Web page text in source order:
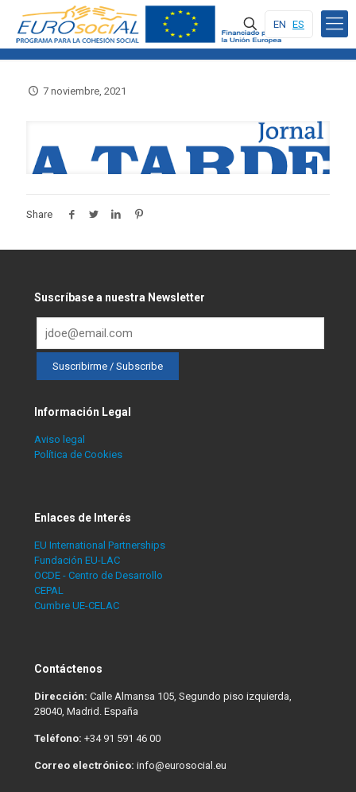
EN ES
7 noviembre, 2021
Share
Suscríbase a nuestra Newsletter
Información Legal
Aviso legal
Política de Cookies
Enlaces de Interés
EU International Partnerships
Fundación EU-LAC
OCDE - Centro de Desarrollo
CEPAL
Cumbre UE-CELAC
Contáctenos
Dirección: Calle Almansa 105, Segundo piso izquierda,
28040, Madrid. España
Teléfono: +34 91 591 46 00
Correo electrónico: info@eurosocial.eu